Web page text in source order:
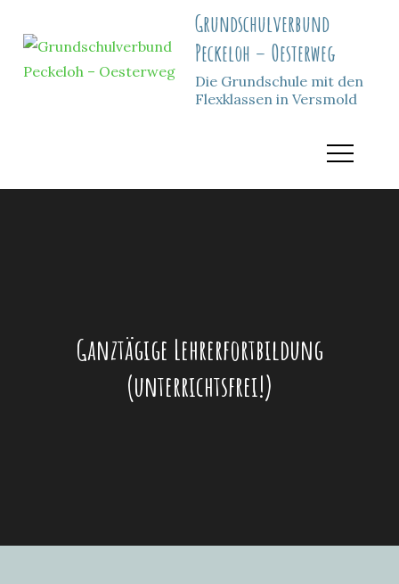
content
Grundschulverbund
Peckeloh – Oesterweg
Die Grundschule mit den
Flexklassen in Versmold
Ganztägige Lehrerfortbildung
(unterrichtsfrei!)